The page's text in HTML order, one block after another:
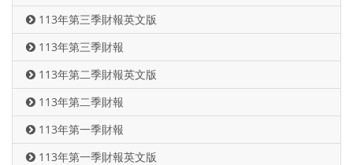
113年第三季財報英文版
113年第三季財報
113年第二季財報英文版
113年第二季財報
113年第一季財報
113年第一季財報英文版